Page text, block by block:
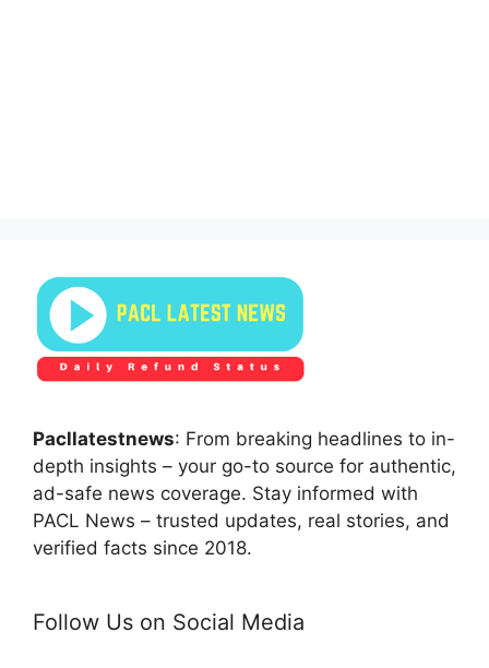
Pacllatestnews: From breaking headlines to in-
depth insights – your go-to source for authentic,
ad-safe news coverage. Stay informed with
PACL News – trusted updates, real stories, and
verified facts since 2018.
Follow Us on Social Media